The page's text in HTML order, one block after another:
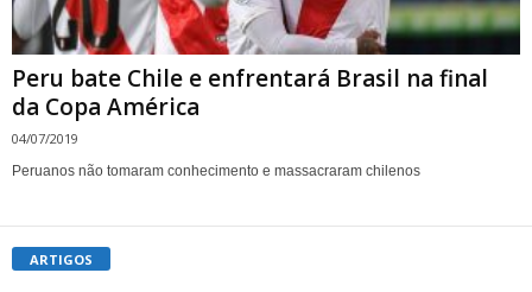
Peru bate Chile e enfrentará Brasil na final
da Copa América
04/07/2019
Peruanos não tomaram conhecimento e massacraram chilenos
ARTIGOS